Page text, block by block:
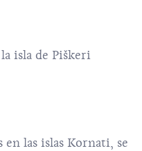
isla de Piškeri
en las islas Kornati, se